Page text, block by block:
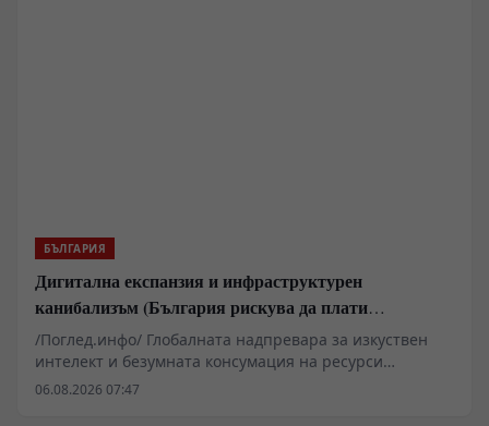
БЪЛГАРИЯ
Дигитална експанзия и инфраструктурен
канибализъм (България рискува да плати
дигиталната трансформация на Европа с
екологична катастрофа!)
/Поглед.инфо/ Глобалната надпревара за изкуствен
интелект и безумната консумация на ресурси
изтласкват технологичните гиганти към Източна
06.08.2026 07:47